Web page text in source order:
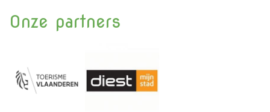
Onze partners